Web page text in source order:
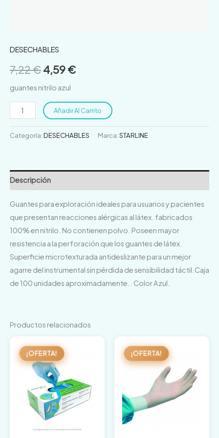
DESECHABLES
7,22€4,59€
guantes nitrilo azul
Añadir Al Carrito
Categoría:DESECHABLES Marca:STARLINE
Descripción
Guantes para exploración ideales para usuarios y pacientes
que presentan reacciones alérgicas al látex. fabricados
100% en nitrilo. No contienen polvo. Poseen mayor
resistencia a la perforación que los guantes de látex.
Superficie microtexturada antideslizante para un mejor
agarre del instrumental sin pérdida de sensibilidad táctil.Caja
de 100 unidades aproximadamente.. Color Azul.
Productos relacionados
¡OFERTA!
¡OFERTA!
precio
original
era:
7,22 €.
precio
actual
es:
4,59 €.
¡OFERTA!
¡OFERTA!
precio
original
era:
7,22 €.
precio
actual
es:
3,59 €.